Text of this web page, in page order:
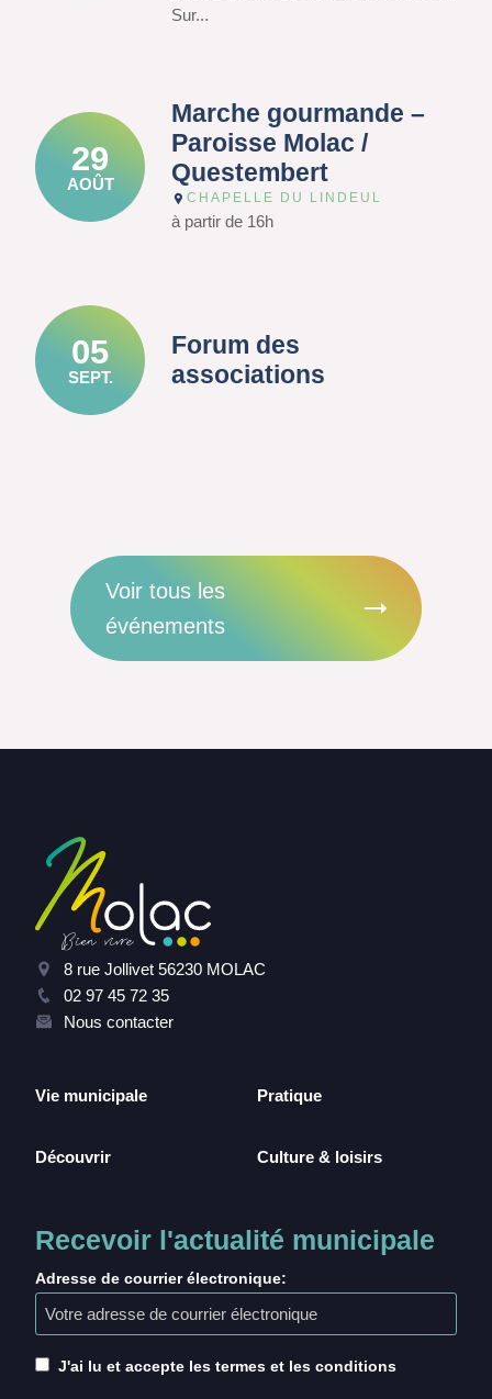
Sur...
29
AOÛT
Marche gourmande –
Paroisse Molac /
Questembert
CHAPELLE DU LINDEUL
à partir de 16h
05
SEPT.
Forum des
associations
Voir tous les
événements
8 rue Jollivet 56230 MOLAC
02 97 45 72 35
Nous contacter
Vie municipale
Découvrir
Pratique
Culture & loisirs
Recevoir l'actualité municipale
Adresse de courrier électronique:
J'ai lu et accepte les termes et les conditions